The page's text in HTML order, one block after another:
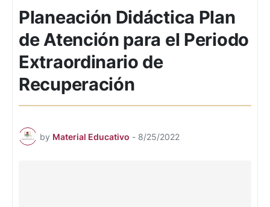
Planeación Didáctica Plan
de Atención para el Periodo
Extraordinario de
Recuperación
by Material Educativo - 8/25/2022